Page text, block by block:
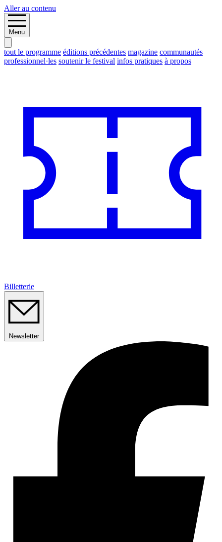
Aller au contenu
Menu
tout le programme éditions précédentes magazine communautés
professionnel·les soutenir le festival infos pratiques à propos
Billetterie
Newsletter